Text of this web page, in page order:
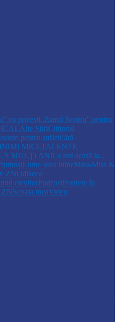
cu povești„Ziarul Nostru” pentru
Alte ȘtiriCititorul
pentru sufletFără
INIMI MICI,TALENTE
MULŢI ANILa noi acasă la…
Lume soro lumeMini-Miss &
ZNOdiseea
elevilorPodcastPortrete în
ZNȘcoala meaVideo